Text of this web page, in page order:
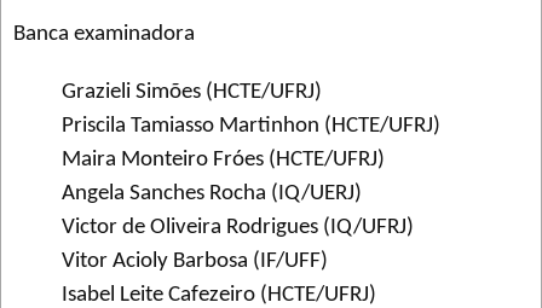
Banca examinadora
Grazieli Simões (HCTE/UFRJ)
Priscila Tamiasso Martinhon (HCTE/UFRJ)
Maira Monteiro Fróes (HCTE/UFRJ)
Angela Sanches Rocha (IQ/UERJ)
Victor de Oliveira Rodrigues (IQ/UFRJ)
Vitor Acioly Barbosa (IF/UFF)
Isabel Leite Cafezeiro (HCTE/UFRJ)